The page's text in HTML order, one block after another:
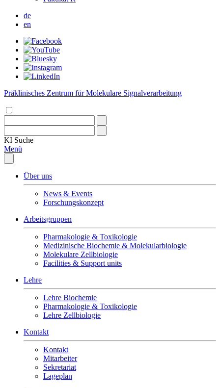
de
en
Präklinisches Zentrum für Molekulare Signalverarbeitung
KI Suche
Menü
Über uns
News & Events
Forschungskonzept
Arbeitsgruppen
Pharmakologie & Toxikologie
Medizinische Biochemie & Molekularbiologie
Molekulare Zellbiologie
Facilities & Support units
Lehre
Lehre Biochemie
Pharmakologie & Toxikologie
Lehre Zellbiologie
Kontakt
Kontakt
Mitarbeiter
Sekretariat
Lageplan